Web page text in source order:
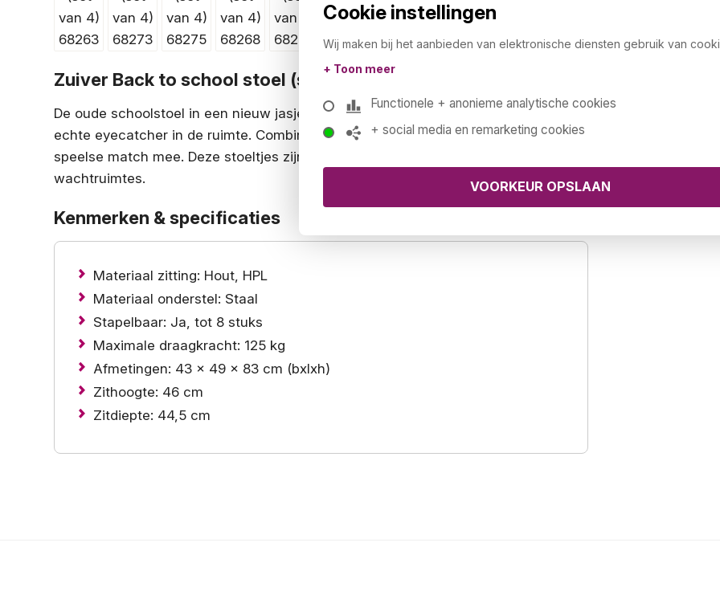
Zuiver Back to school stoel (set van 4)
De oude schoolstoel in een nieuw jasje. Met al deze leuke kleurtjes creeer je een
echte eyecatcher in de ruimte. Combineer de kleuren bij elkaar en maak er een
speelse match mee. Deze stoeltjes zijn perfect voor in (school)kantines of
wachtruimtes.
Kenmerken & specificaties
Materiaal zitting: Hout, HPL
Materiaal onderstel: Staal
Stapelbaar: Ja, tot 8 stuks
Maximale draagkracht: 125 kg
Afmetingen: 43 x 49 x 83 cm (bxlxh)
Zithoogte: 46 cm
Zitdiepte: 44,5 cm
Cookie instellingen
Wij maken bij het aanbieden van elektronische diensten gebruik van
+ Toon meer
Functionele + anonieme analytische cookies
+ social media en remarketing cookies